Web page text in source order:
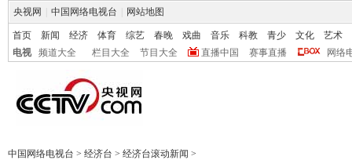
央视网 中国网络电视台 网站地图
首页 新闻 经济 体育 综艺 春晚 戏曲 音乐 科教 青少 文化
艺术
电视
频道大全 栏目大全 节目大全 直播中国 赛事直播 网络
中国网络电视台 > 经济台 > 经济台滚动新闻 >